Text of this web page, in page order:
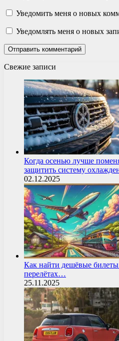
Уведомить меня о новых
Уведомлять меня о новых
Свежие записи
Когда осенью лучше
защитить систему
02.12.2025
Как найти дешёвые билеты
перелётах…
25.11.2025